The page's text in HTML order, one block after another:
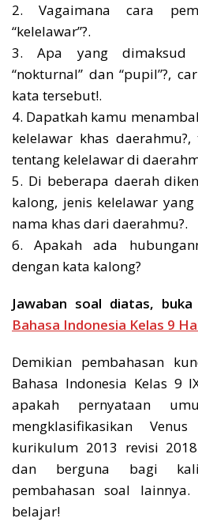
2. Vagaimana cara
“kelelawar”?.
3. Apa yang dimaksud
“nokturnal” dan “pupil”?,
kata tersebut!.
4. Dapatkah kamu
kelelawar khas
tentang kelelawar di
5. Di beberapa daerah
kalong, jenis kelelawar
nama khas dari daerahmu?.
6. Apakah ada
dengan kata kalong?
Jawaban soal diatas, buka
Bahasa Indonesia Kelas 9
Demikian pembahasan
Bahasa Indonesia Kelas 9
apakah pernyataan
mengklasifikasikan
kurikulum 2013 revisi
dan berguna bagi
pembahasan soal lainnya.
belajar!